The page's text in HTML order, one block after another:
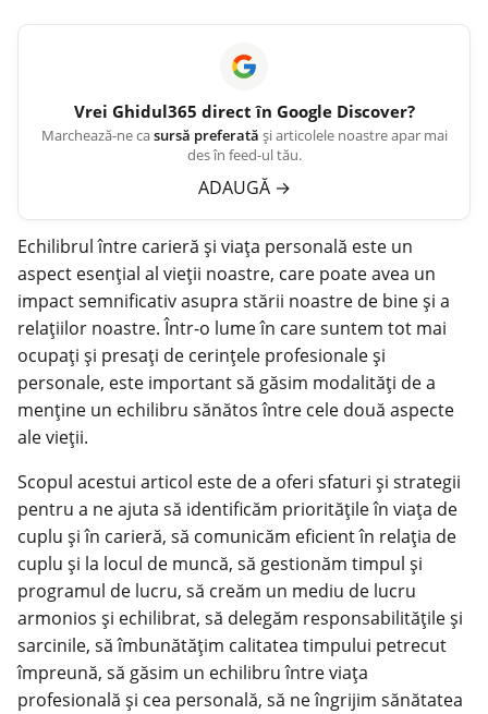
Vrei Ghidul365 direct în Google Discover?
Marchează-ne casursă preferată și articolele noastre apar mai
des în feed-ul tău.
ADAUGĂ →
Echilibrul între carieră și viața personală este un
aspect esențial al vieții noastre, care poate avea un
impact semnificativ asupra stării noastre de bine și a
relațiilor noastre. Într-o lume în care suntem tot mai
ocupați și presați de cerințele profesionale și
personale, este important să găsim modalități de a
menține un echilibru sănătos între cele două aspecte
ale vieții.
Scopul acestui articol este de a oferi sfaturi și strategii
pentru a ne ajuta să identificăm prioritățile în viața de
cuplu și în carieră, să comunicăm eficient în relația de
cuplu și la locul de muncă, să gestionăm timpul și
programul de lucru, să creăm un mediu de lucru
armonios și echilibrat, să delegăm responsabilitățile și
sarcinile, să îmbunătățim calitatea timpului petrecut
împreună, să găsim un echilibru între viața
profesională și cea personală, să ne îngrijim sănătatea